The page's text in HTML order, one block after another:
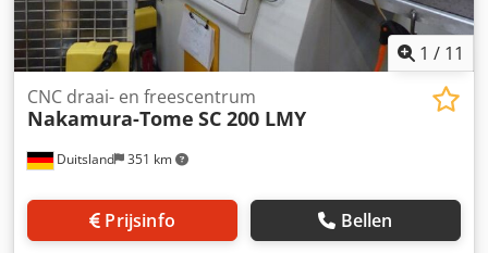
1 / 11
Duitsland 351 km
CNC draai- en freescentrum
Nakamura-Tome SC 200 LMY
Prijsinfo Bellen